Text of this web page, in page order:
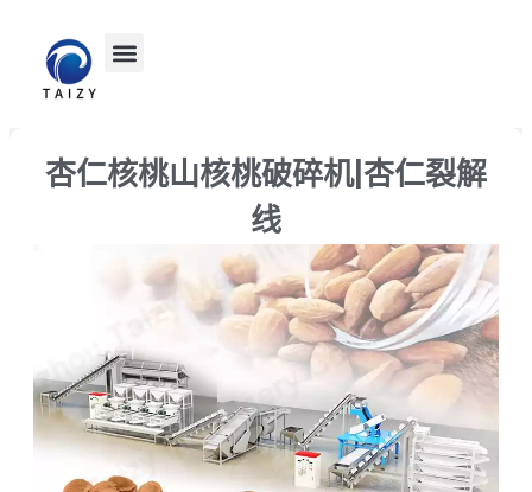
杏仁核桃山核桃破碎机|杏仁裂解
线